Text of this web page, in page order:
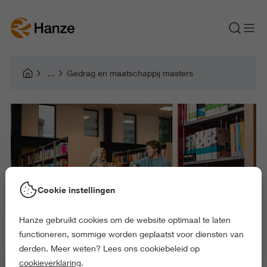
Gedrag en maatschappij masters
Cookie instellingen
Hanze gebruikt cookies om de website optimaal te laten
functioneren, sommige worden geplaatst voor diensten van
derden. Meer weten? Lees ons cookiebeleid op
cookieverklaring.